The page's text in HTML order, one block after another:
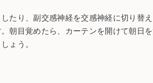
たり、副交感神経を交感神経に切り替え
朝目覚めたら、カーテンを開けて朝日
ょう。